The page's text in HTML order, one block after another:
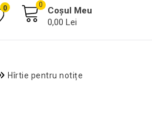
0 0
Coșul Meu
0,00 Lei
Hîrtie pentru notițe